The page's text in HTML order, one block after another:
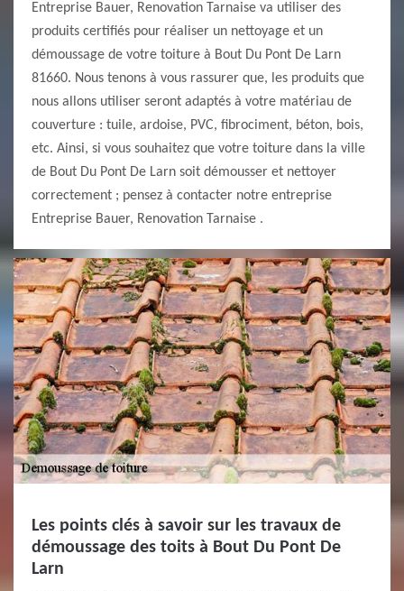
Entreprise Bauer, Renovation Tarnaise va utiliser des
produits certifiés pour réaliser un nettoyage et un
démoussage de votre toiture à Bout Du Pont De Larn
81660. Nous tenons à vous rassurer que, les produits que
nous allons utiliser seront adaptés à votre matériau de
couverture : tuile, ardoise, PVC, fibrociment, béton, bois,
etc. Ainsi, si vous souhaitez que votre toiture dans la ville
de Bout Du Pont De Larn soit démousser et nettoyer
correctement ; pensez à contacter notre entreprise
Entreprise Bauer, Renovation Tarnaise .
Les points clés à savoir sur les travaux de
démoussage des toits à Bout Du Pont De
Larn